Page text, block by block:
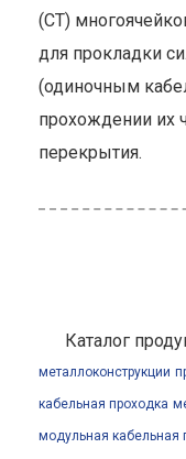
(СТ)
для прокладки
(одиночным
прохождении их
перекрытия.
Каталог
металлоконструкции
кабельная проходка
модульная кабельная